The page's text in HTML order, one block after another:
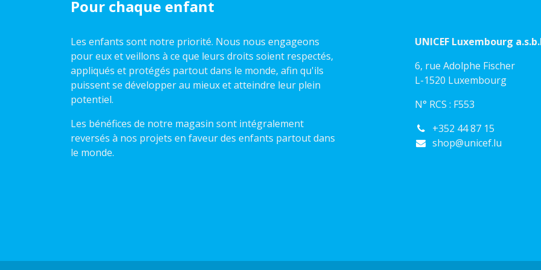
Pour chaque enfant
Les enfants sont notre priorité. Nous nous engageons
pour eux et veillons à ce que leurs droits soient respectés,
appliqués et protégés partout dans le monde, afin qu'ils
puissent se développer au mieux et atteindre leur plein
potentiel.
Les bénéfices de notre magasin sont intégralement
reversés à nos projets en faveur des enfants partout dans
le monde.
UNICEF Luxembourg
6, rue Adolphe Fischer
L-1520 Luxembourg
N° RCS : F553
+352 44 87 15
shop@unicef.lu